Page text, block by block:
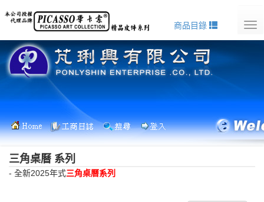
商品目錄
三角桌曆 系列
- 全新2025年式三角桌曆系列